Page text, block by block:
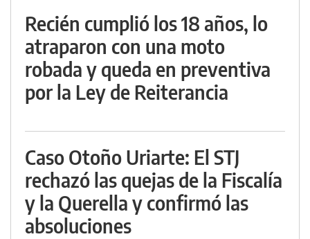
Recién cumplió los 18 años, lo
atraparon con una moto
robada y queda en preventiva
por la Ley de Reiterancia
Caso Otoño Uriarte: El STJ
rechazó las quejas de la Fiscalía
y la Querella y confirmó las
absoluciones